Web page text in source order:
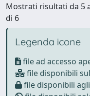
Mostrati risultati da 5
di 6
Legenda icone
file ad accesso
file disponibili
file disponibili